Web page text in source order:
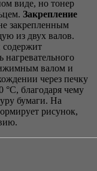
виде, но тонер
Закрепление
закрепленным
из двух валов.
содержит
валом и
через печку
°C, благодаря чему
бумаги. На
рисунок,